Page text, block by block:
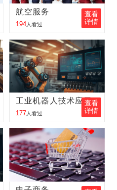
报名地区：五大连池
报名地区：齐齐哈尔
报名地区：五大连池
报名地区：大庆
报名地区：内蒙古
报名地区：吉林
报名地区：伊春
航空服务
194人看过
查看
详情
工业机器人技术应用
177人看过
查看
详情